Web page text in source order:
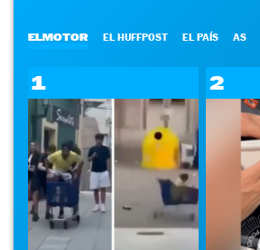
ELMOTOR EL HUFFPOST EL PAÍS AS
1 2